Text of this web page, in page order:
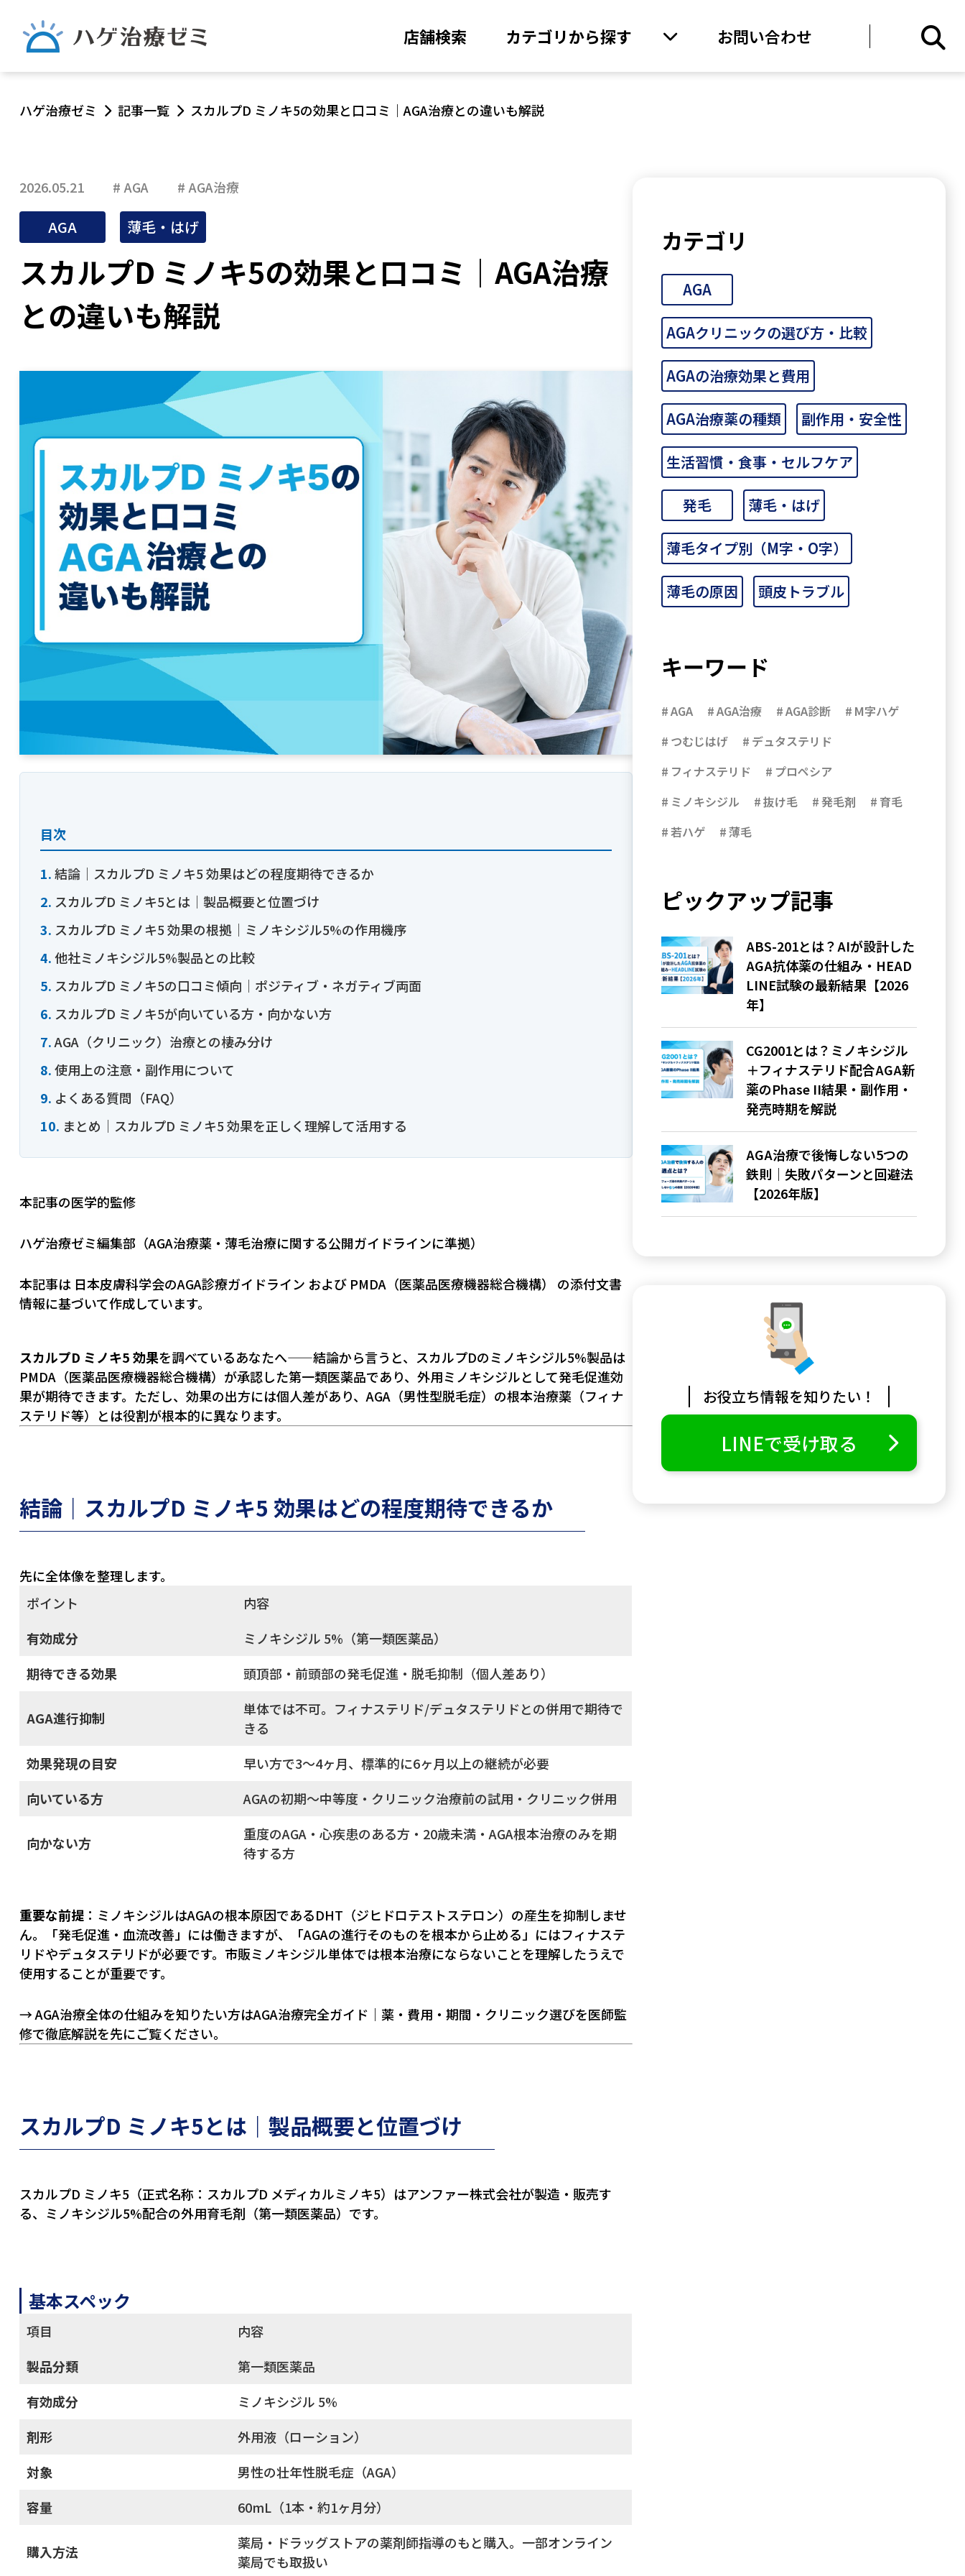
店舗検索 カテゴリから探す お問い合わせ
ハゲ治療ゼミ 記事一覧 スカルプD ミノキ5の効果と口コミ｜AGA治療との違いも解説
2026.05.21 AGA AGA治療
AGA 薄毛・はげ
スカルプD ミノキ5の効果と口コミ｜AGA治療
との違いも解説
目次
結論｜スカルプD ミノキ5 効果はどの程度期待できるか
スカルプD ミノキ5とは｜製品概要と位置づけ
スカルプD ミノキ5 効果の根拠｜ミノキシジル5%の作用機序
他社ミノキシジル5%製品との比較
スカルプD ミノキ5の口コミ傾向｜ポジティブ・ネガティブ両面
スカルプD ミノキ5が向いている方・向かない方
AGA（クリニック）治療との棲み分け
使用上の注意・副作用について
よくある質問（FAQ）
まとめ｜スカルプD ミノキ5 効果を正しく理解して活用する
本記事の医学的監修
ハゲ治療ゼミ編集部（AGA治療薬・薄毛治療に関する公開ガイドラインに準拠）
本記事は 日本皮膚科学会のAGA診療ガイドライン および PMDA（医薬品医療機器総合機構）
の添付文書
情報に基づいて作成しています。
スカルプD ミノキ5 効果を調べているあなたへ——結論から言うと、スカルプDのミノキシジル5%製品は
PMDA（医薬品医療機器総合機構）が承認した第一類医薬品であり、外用ミノキシジルとして発毛促進効
果が期待できます。ただし、効果の出方には個人差があり、AGA（男性型脱毛症）の根本治療薬（フィナ
ステリド等）とは役割が根本的に異なります。
結論｜スカルプD ミノキ5 効果はどの程度期待できるか
先に全体像を整理します。
ポイント
内容
有効成分
ミノキシジル 5%（第一類医薬品）
期待できる効果
頭頂部・前頭部の発毛促進・脱毛抑制（個人差あり）
AGA進行抑制
単体では不可。フィナステリド/デュタステリドとの併用で期待で
きる
効果発現の目安
早い方で3〜4ヶ月、標準的に6ヶ月以上の継続が必要
向いている方
AGAの初期〜中等度・クリニック治療前の試用・クリニック併用
向かない方
重度のAGA・心疾患のある方・20歳未満・AGA根本治療のみを期
待する方
重要な前提：ミノキシジルはAGAの根本原因であるDHT（ジヒドロテストステロン）の産生を抑制しませ
ん。「発毛促進・血流改善」には働きますが、「AGAの進行そのものを根本から止める」にはフィナステ
リドやデュタステリドが必要です。市販ミノキシジル単体では根本治療にならないことを理解したうえで
使用することが重要です。
→ AGA治療全体の仕組みを知りたい方はAGA治療完全ガイド｜薬・費用・期間・クリニック選びを医師監
修で徹底解説を先にご覧ください。
スカルプD ミノキ5とは｜製品概要と位置づけ
スカルプD ミノキ5（正式名称：スカルプD メディカルミノキ5）はアンファー株式会社が製造・販売す
る、ミノキシジル5%配合の外用育毛剤（第一類医薬品）です。
基本スペック
項目
内容
製品分類
第一類医薬品
有効成分
ミノキシジル 5%
剤形
外用液（ローション）
対象
男性の壮年性脱毛症（AGA）
容量
60mL（1本・約1ヶ月分）
購入方法
薬局・ドラッグストアの薬剤師指導のもと購入。一部オンライン
薬局でも取扱い
カテゴリ
AGA
AGAクリニックの選び方・比較
AGAの治療効果と費用
AGA治療薬の種類 副作用・安全性
生活習慣・食事・セルフケア
発毛 薄毛・はげ
薄毛タイプ別（M字・O字）
薄毛の原因 頭皮トラブル
キーワード
AGA AGA治療 AGA診断
M字ハゲ
つむじはげ
デュタステリド
フィナステリド
プロペシア
ミノキシジル
抜け毛 発毛剤
育毛
若ハゲ
薄毛
ピックアップ記事
ABS-201とは？AIが設計した
AGA抗体薬の仕組み・HEAD
LINE試験の最新結果【2026
年】
CG2001とは？ミノキシジル
＋フィナステリド配合AGA新
薬のPhase II結果・副作用・
発売時期を解説
AGA治療で後悔しない5つの
鉄則｜失敗パターンと回避法
【2026年版】
お役立ち情報を知りたい！
LINEで受け取る